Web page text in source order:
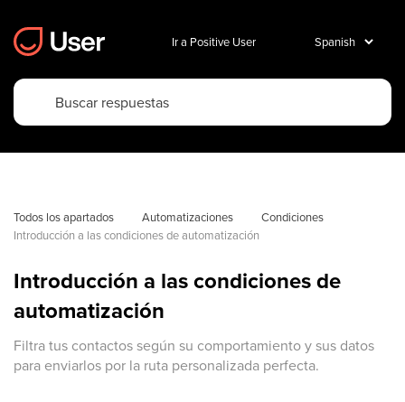
Ir a Positive User
Todos los apartados Automatizaciones
Condiciones
Introducción a las condiciones de automatización
Introducción a las condiciones de
automatización
Filtra tus contactos según su comportamiento y sus datos
para enviarlos por la ruta personalizada perfecta.